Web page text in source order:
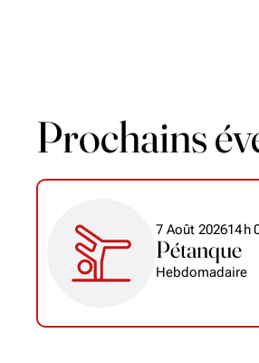
Prochains
7 Août 202614h
Pétanque
Hebdomadaire